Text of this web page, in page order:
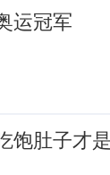
运冠军
饱肚子才